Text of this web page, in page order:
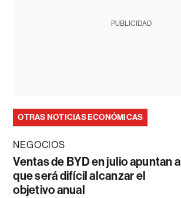
PUBLICIDAD
OTRAS NOTICIAS ECONÓMICAS
NEGOCIOS
Ventas de BYD en julio apuntan a
que será difícil alcanzar el
objetivo anual